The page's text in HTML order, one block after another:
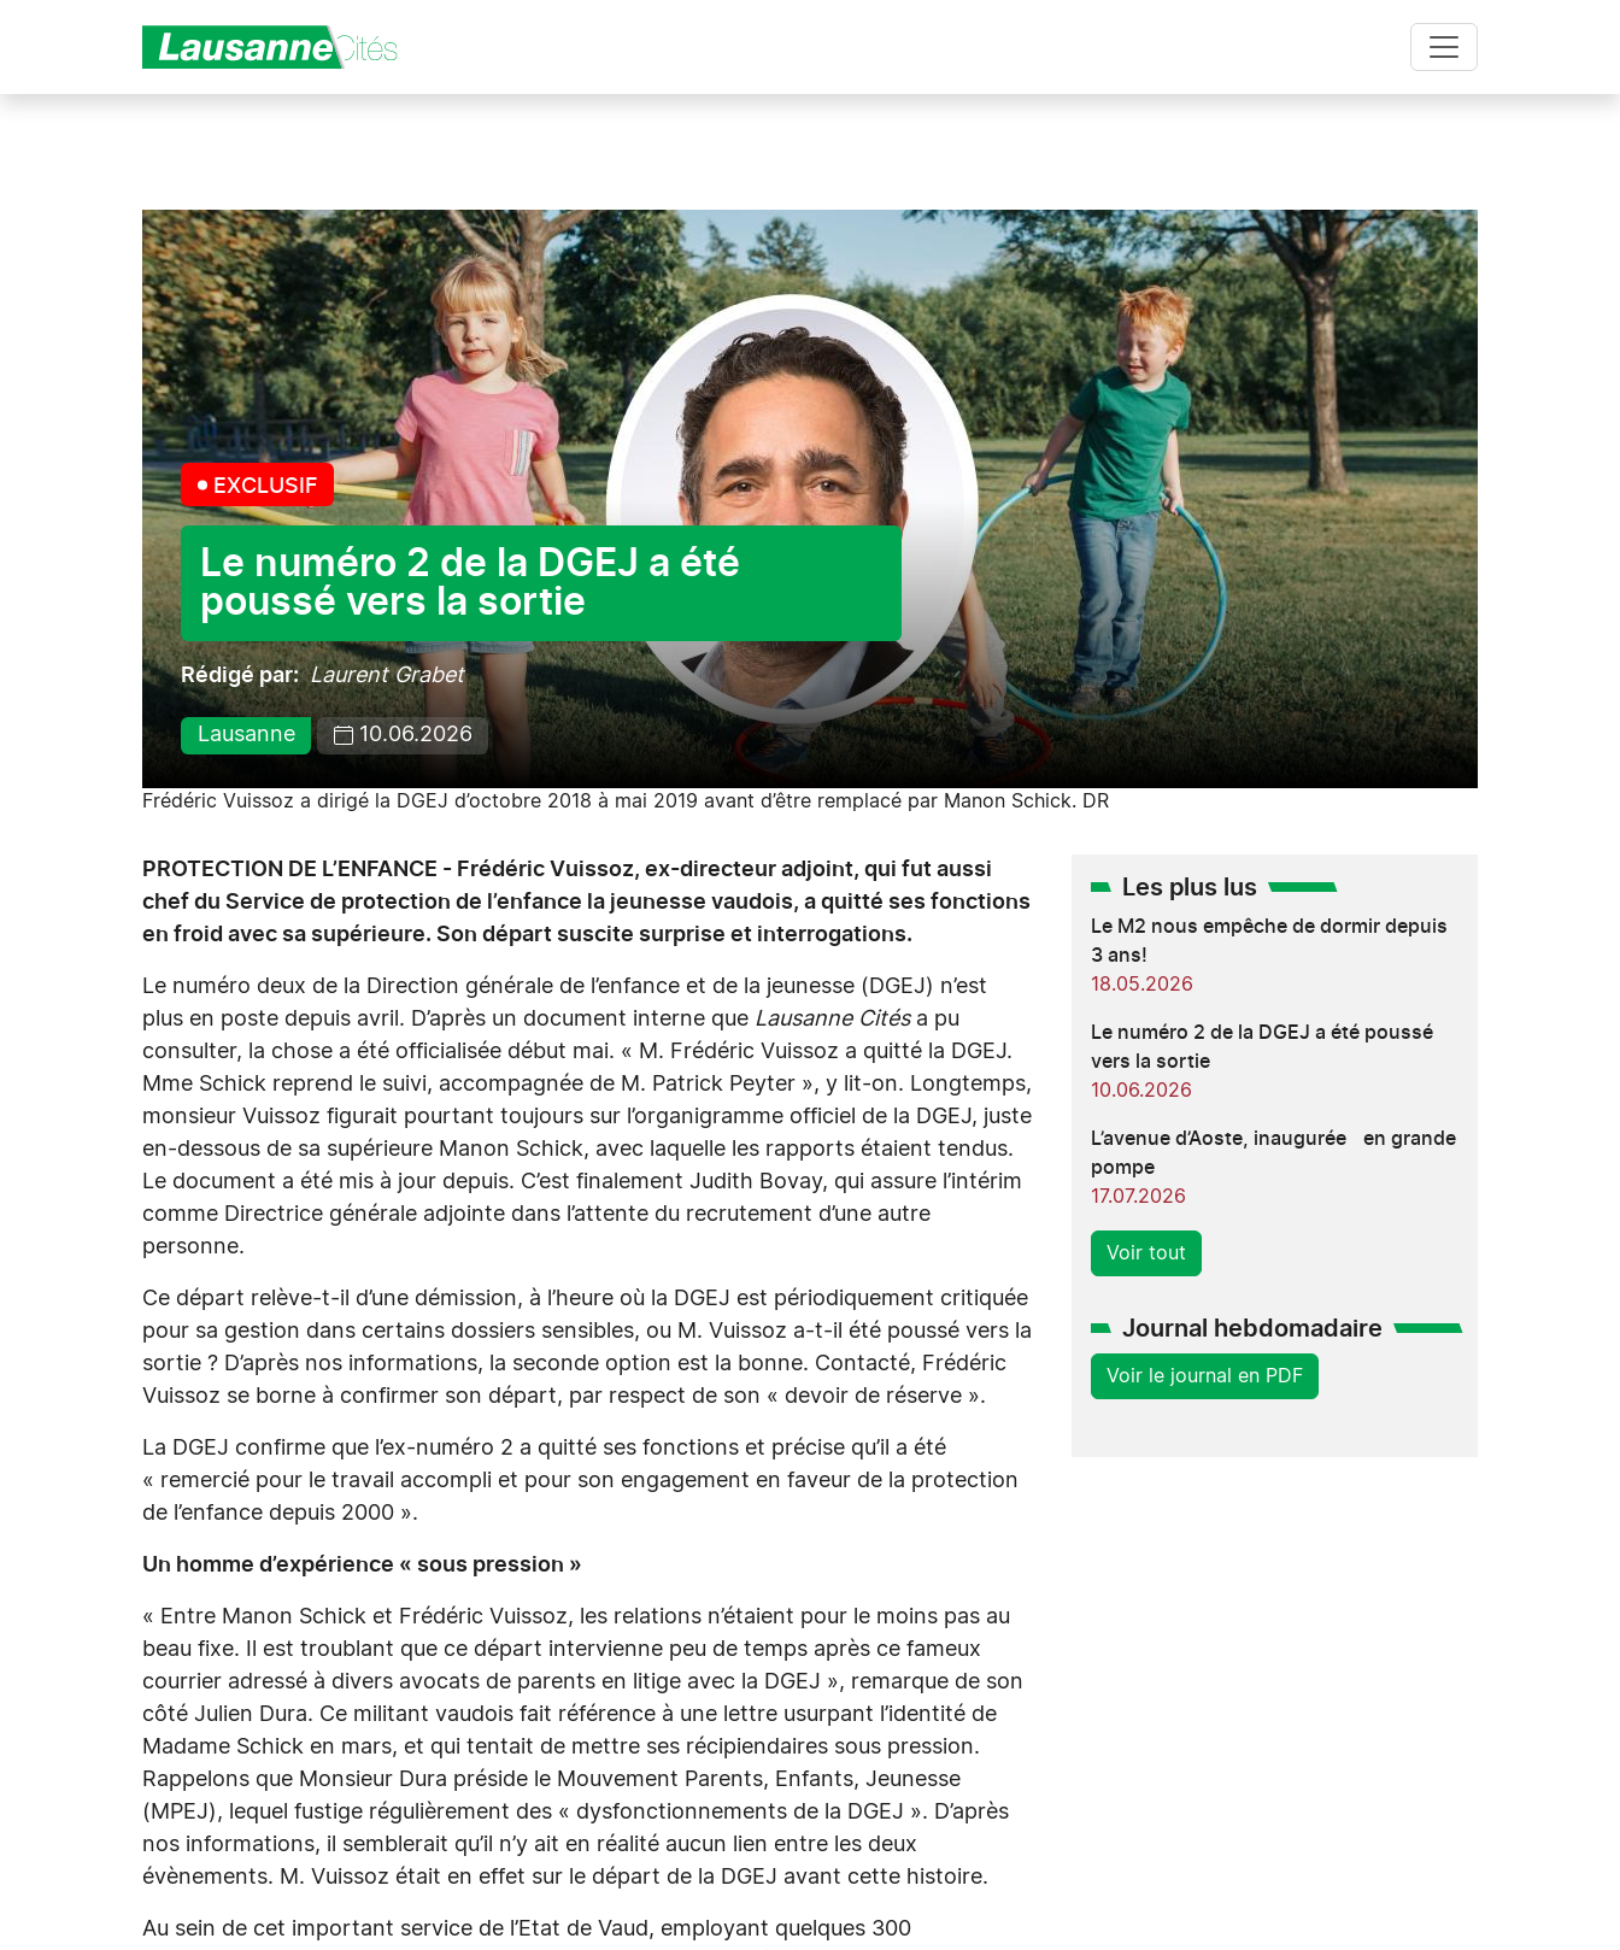
EXCLUSIF
Le numéro 2 de la DGEJ a été
poussé vers la sortie
Rédigé par Laurent Grabet
Lausanne 10.06.2026
Frédéric Vuissoz a dirigé la DGEJ d’octobre 2018 à mai 2019 avant d’être remplacé par Manon Schick. DR
PROTECTION DE L’ENFANCE - Frédéric Vuissoz, ex-directeur adjoint, qui fut aussi
chef du Service de protection de l’enfance la jeunesse vaudois, a quitté ses fonctions
en froid avec sa supérieure. Son départ suscite surprise et interrogations.
Le numéro deux de la Direction générale de l’enfance et de la jeunesse (DGEJ) n’est
plus en poste depuis avril. D’après un document interne que Lausanne Citésa pu
consulter, la chose a été officialisée début mai. « M. Frédéric Vuissoz a quitté la DGEJ.
Mme Schick reprend le suivi, accompagnée de M. Patrick Peyter », y lit-on. Longtemps,
monsieur Vuissoz figurait pourtant toujours sur l’organigramme officiel de la DGEJ, juste
en-dessous de sa supérieure Manon Schick, avec laquelle les rapports étaient tendus.
Le document a été mis à jour depuis. C’est finalement Judith Bovay, qui assure l’intérim
comme Directrice générale adjointe dans l’attente du recrutement d’une autre
personne.
Ce départ relève-t-il d’une démission, à l’heure où la DGEJ est périodiquement critiquée
pour sa gestion dans certains dossiers sensibles, ou M. Vuissoz a-t-il été poussé vers la
sortie ? D’après nos informations, la seconde option est la bonne. Contacté, Frédéric
Vuissoz se borne à confirmer son départ, par respect de son « devoir de réserve ».
La DGEJ confirme que l’ex-numéro 2 a quitté ses fonctions et précise qu’il a été
« remercié pour le travail accompli et pour son engagement en faveur de la protection
de l’enfance depuis 2000 ».
Un homme d’expérience « sous pression »
« Entre Manon Schick et Frédéric Vuissoz, les relations n’étaient pour le moins pas au
beau fixe. Il est troublant que ce départ intervienne peu de temps après ce fameux
courrier adressé à divers avocats de parents en litige avec la DGEJ », remarque de son
côté Julien Dura. Ce militant vaudois fait référence à une lettre usurpant l’identité de
Madame Schick en mars, et qui tentait de mettre ses récipiendaires sous pression.
Rappelons que Monsieur Dura préside le Mouvement Parents, Enfants, Jeunesse
(MPEJ), lequel fustige régulièrement des « dysfonctionnements de la DGEJ ». D’après
nos informations, il semblerait qu’il n’y ait en réalité aucun lien entre les deux
évènements. M. Vuissoz était en effet sur le départ de la DGEJ avant cette histoire.
Au sein de cet important service de l’Etat de Vaud, employant quelques 300
Les plus lus
Le M2 nous empêche de dormir depuis
3 ans!
18.05.2026
Le numéro 2 de la DGEJ a été poussé
vers la sortie
10.06.2026
L’avenue d’Aoste, inaugurée en grande
pompe
17.07.2026
Voir tout
Journal hebdomadaire
Voir le journal en PDF